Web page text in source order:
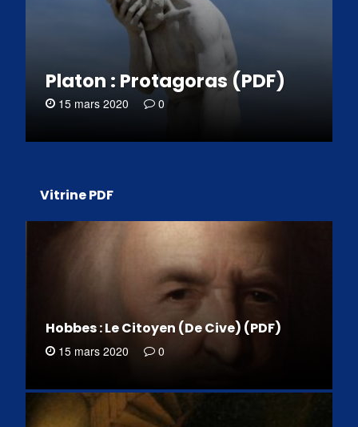
Platon : Protagoras (PDF)
15 mars 2020 0
Vitrine PDF
Hobbes : Le Citoyen (De Cive) (PDF)
15 mars 2020 0